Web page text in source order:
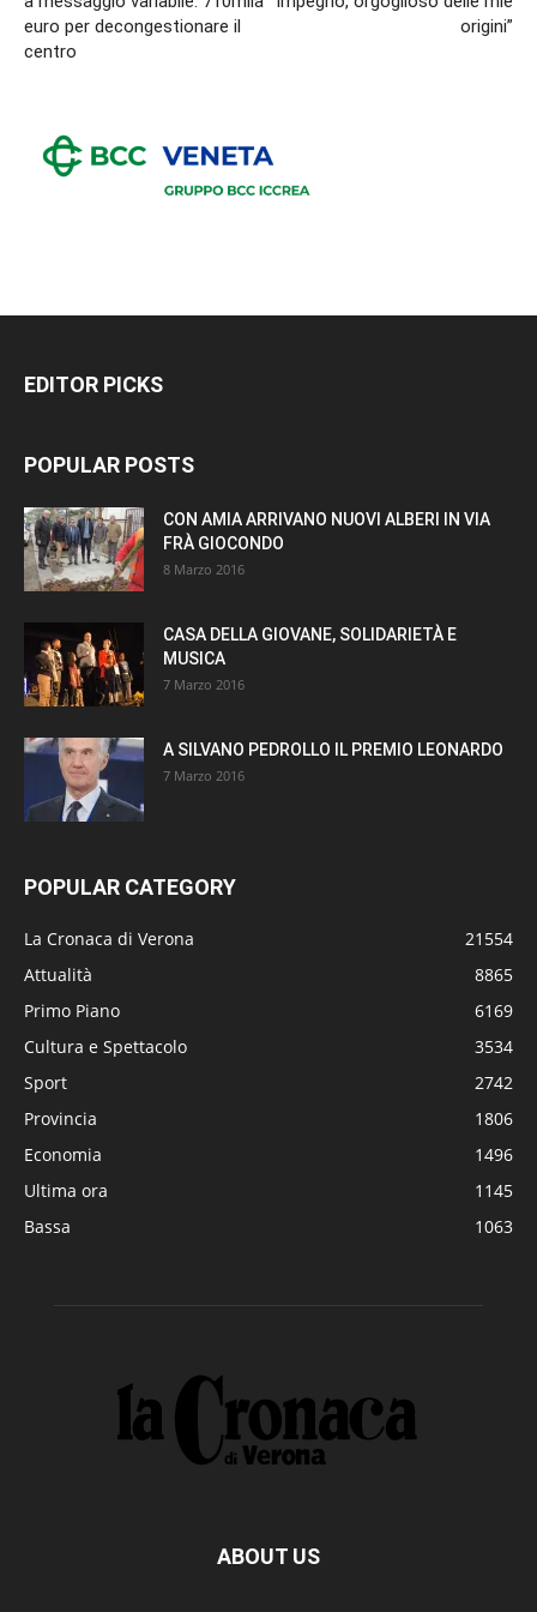
euro per decongestionare il
centro
origini”
EDITOR PICKS
POPULAR POSTS
CON AMIA ARRIVANO NUOVI ALBERI IN VIA
FRÀ GIOCONDO
8 Marzo 2016
CASA DELLA GIOVANE, SOLIDARIETÀ E
MUSICA
7 Marzo 2016
A SILVANO PEDROLLO IL PREMIO LEONARDO
7 Marzo 2016
POPULAR CATEGORY
La Cronaca di Verona
21554
Attualità
8865
Primo Piano
6169
Cultura e Spettacolo
3534
Sport
2742
Provincia
1806
Economia
1496
Ultima ora
1145
Bassa
1063
ABOUT US